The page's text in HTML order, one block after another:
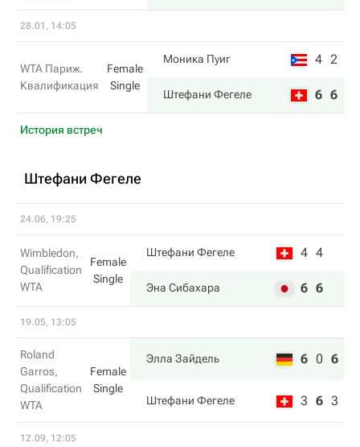
28.01, 14:05
WTA Париж.
Квалификация
Female
Single
Моника Пуиг 4 2
Штефани Фегеле 6 6
История встреч
Штефани Фегеле
24.06, 19:25
Wimbledon,
Qualification
WTA
Female
Single
Штефани Фегеле 4 4
Эна Сибахара 6 6
19.05, 13:05
Roland
Garros,
Qualification
WTA
Female
Single
Элла Зайдель 6 0 6
Штефани Фегеле 3 6 3
12.09, 12:05